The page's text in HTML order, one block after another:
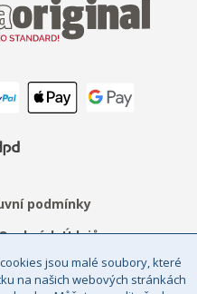
podmínky
Údajů
Sitemap
jsou malé soubory, které
na našich webových stránkách